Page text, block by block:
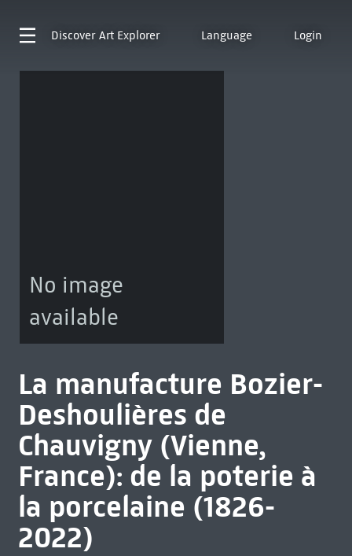
Discover Art Explorer Language Login
No image
available
La manufacture Bozier-
Deshoulières de
Chauvigny (Vienne,
France): de la poterie à
la porcelaine (1826-
2022)